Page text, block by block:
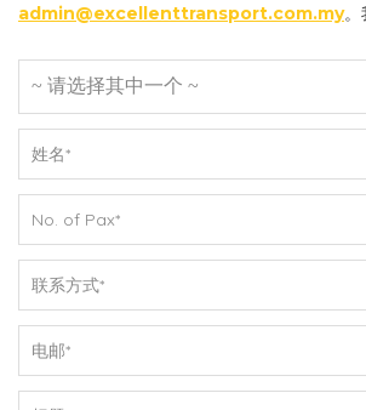
admin@excellenttransport.com.my。